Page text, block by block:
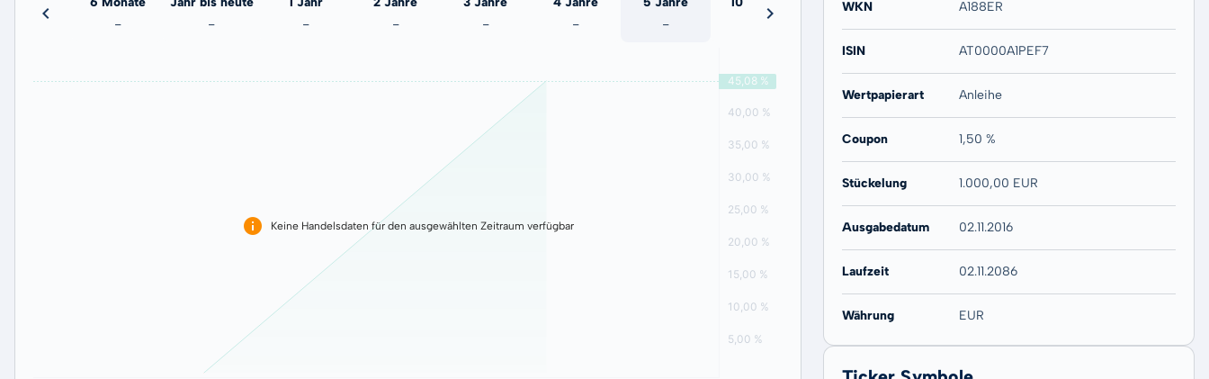
- - - - - - -
Keine Handelsdaten für den ausgewählten Zeitraum verfügbar
WKN A188ER
ISIN AT0000A1PEF7
Wertpapierart Anleihe
Coupon 1,50 %
Stückelung 1.000,00 EUR
Ausgabedatum 02.11.2016
Laufzeit 02.11.2086
Währung EUR